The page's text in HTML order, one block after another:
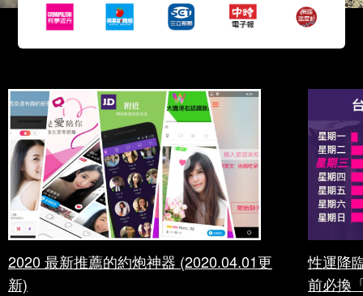
2020 最新推薦的約炮神器 (2020.04.01更
新)
性運降
前必換